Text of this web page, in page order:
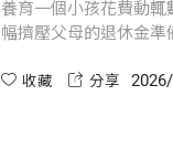
養育一個小孩花費動
幅擠壓父母的退休金準
真正的「富養」，是把
收藏 分享